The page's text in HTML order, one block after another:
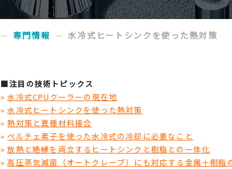
専門情報 水冷式ヒートシンクを使った熱対策
■注目の技術トピックス
»水冷式CPUクーラーの現在地
»水冷式ヒートシンクを使った熱対策
»熱対策と異種材料接合
»ペルチェ素子を使った水冷式の冷却に必要なこと
»放熱と絶縁を両立するヒートシンクと樹脂との一体化
»高圧蒸気滅菌（オートクレーブ）にも対応する金属＋樹脂